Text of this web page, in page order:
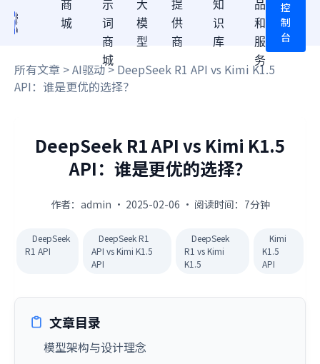
商
城
示
词
商
城
大
模
型
提
供
商
知
识
库
品
和
服
务
控
制
台
所有文章 >AI驱动> DeepSeek R1 API vs Kimi K1.5
API：谁是更优的选择？
DeepSeek R1 API vs Kimi K1.5
API：谁是更优的选择？
作者：admin · 2025-02-06 · 阅读时间：7分钟
DeepSeek
R1 API
DeepSeek R1
API vs Kimi K1.5
API
DeepSeek
R1 vs Kimi
K1.5
Kimi
K1.5
API
文章目录
模型架构与设计理念